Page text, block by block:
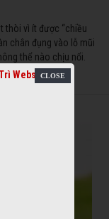
thòi vì ít được “chiều
chân đụng vào lỗ mũi
thể nào chịu nổi.
Website